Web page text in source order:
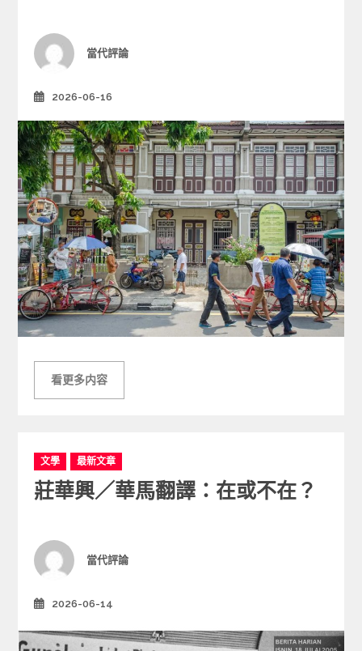
i
e
Author
當代評論
2026-06-16
看更多内容
C
a
t
o
r
s
文學 最新文章
莊華興／華馬翻譯：在或不在？
Author
當代評論
2026-06-14